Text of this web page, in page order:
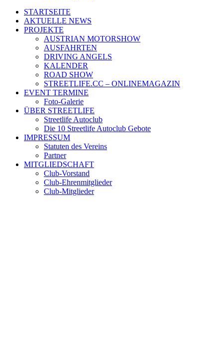
STARTSEITE
AKTUELLE NEWS
PROJEKTE
AUSTRIAN MOTORSHOW
AUSFAHRTEN
DRIVING ANGELS
KALENDER
ROAD SHOW
STREETLIFE.CC – ONLINEMAGAZIN
EVENT TERMINE
Foto-Galerie
ÜBER STREETLIFE
Streetlife Autoclub
Die 10 Streetlife Autoclub Gebote
IMPRESSUM
Statuten des Vereins
Partner
MITGLIEDSCHAFT
Club-Vorstand
Club-Ehrenmitglieder
Club-Mitglieder